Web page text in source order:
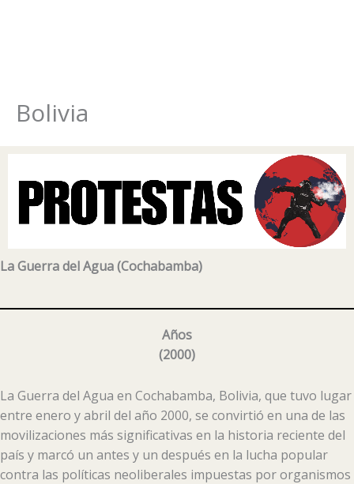
Bolivia
La Guerra del Agua (Cochabamba)
Años
(2000)
La Guerra del Agua en Cochabamba, Bolivia, que tuvo lugar
entre enero y abril del año 2000, se convirtió en una de las
movilizaciones más significativas en la historia reciente del
país y marcó un antes y un después en la lucha popular
contra las políticas neoliberales impuestas por organismos